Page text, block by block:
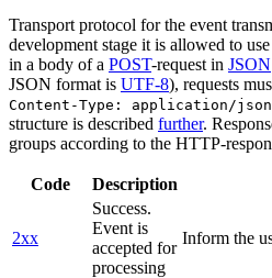
Transport protocol for the event
development stage it is allowed to use
in a body of a POST-request in JSON
JSON format is UTF-8), requests
Content-Type: application/
structure is described further.
groups according to the HTTP-
Code Description
2xx
Success.
Event is
accepted for
processing
Inform the